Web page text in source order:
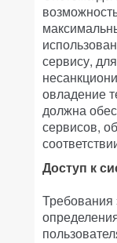
сервису,
овладение
должна
сервисов,
Доступ к
Требования